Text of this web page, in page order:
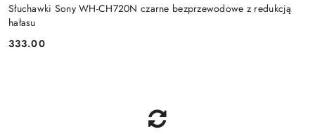
Słuchawki Sony WH-CH720N czarne bezprzewodowe z redukcją
hałasu
Cena:
333.00